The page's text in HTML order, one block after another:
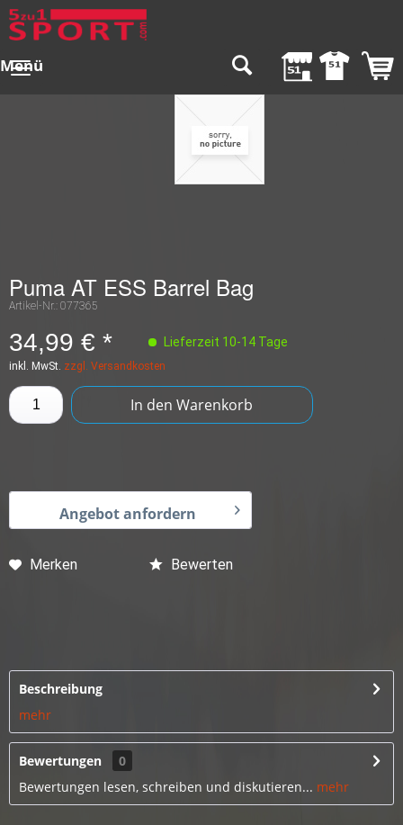
Menü
Puma AT ESS Barrel Bag
Artikel-Nr.: 077365
34,99 € * Lieferzeit 10-14 Tage
inkl. MwSt. zzgl. Versandkosten
In den Warenkorb
Angebot anfordern
Merken Bewerten
Beschreibung
mehr
Bewertungen
0
Bewertungen lesen, schreiben und diskutieren... mehr